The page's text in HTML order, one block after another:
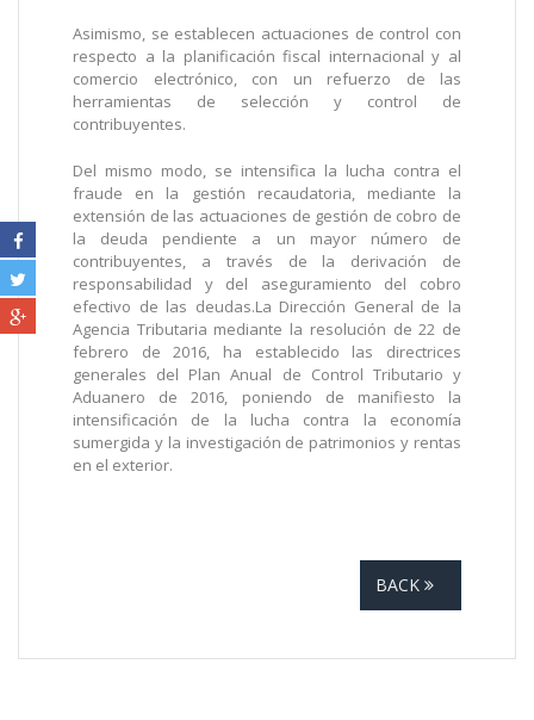
Asimismo, se establecen actuaciones de control con
respecto a la planificación fiscal internacional y al
comercio electrónico, con un refuerzo de las
herramientas de selección y control de
contribuyentes.
Del mismo modo, se intensifica la lucha contra el
fraude en la gestión recaudatoria, mediante la
extensión de las actuaciones de gestión de cobro de
la deuda pendiente a un mayor número de
contribuyentes, a través de la derivación de
responsabilidad y del aseguramiento del cobro
efectivo de las deudas.La Dirección General de la
Agencia Tributaria mediante la resolución de 22 de
febrero de 2016, ha establecido las directrices
generales del Plan Anual de Control Tributario y
Aduanero de 2016, poniendo de manifiesto la
intensificación de la lucha contra la economía
sumergida y la investigación de patrimonios y rentas
en el exterior.
BACK